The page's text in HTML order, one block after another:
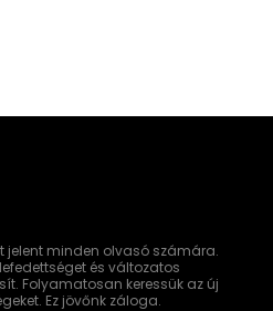
jelent minden olvasó számára.
és változatos
Folyamatosan keressük az új
Ez jövőnk záloga.